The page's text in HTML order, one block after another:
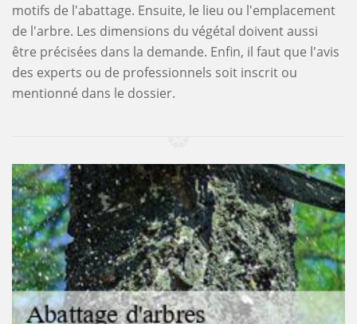
motifs de l'abattage. Ensuite, le lieu ou l'emplacement
de l'arbre. Les dimensions du végétal doivent aussi
être précisées dans la demande. Enfin, il faut que l'avis
des experts ou de professionnels soit inscrit ou
mentionné dans le dossier.